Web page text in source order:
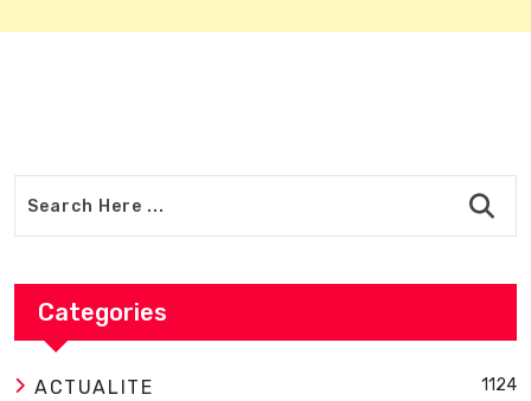
Categories
ACTUALITE 1124